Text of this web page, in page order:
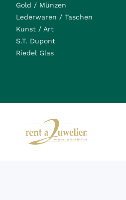
Gold / Münzen
Lederwaren / Taschen
Kunst / Art
S.T. Dupont
Riedel Glas